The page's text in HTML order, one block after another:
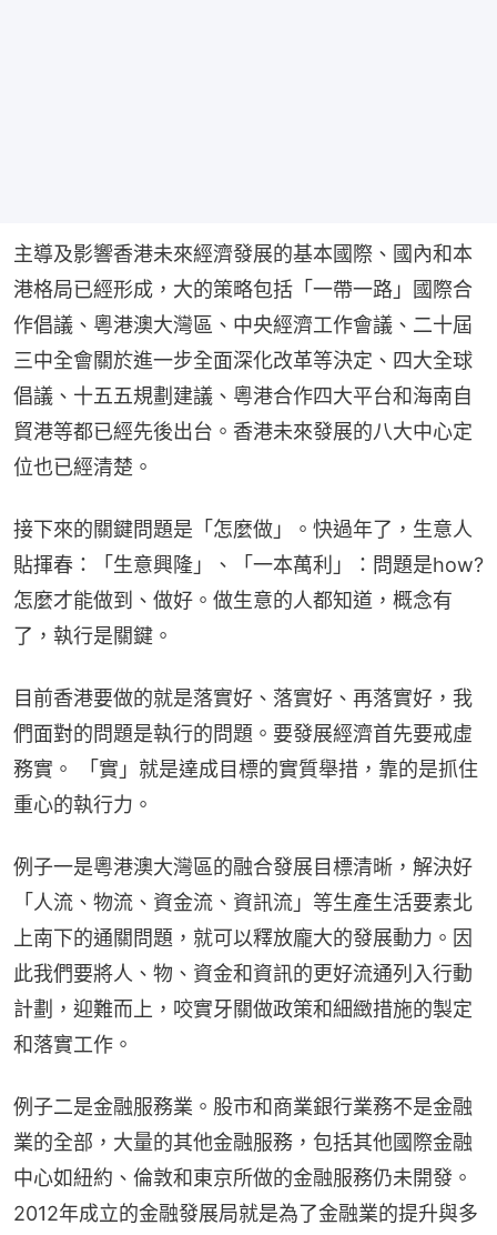
主導及影響香港未來經濟發展的基本國際、國內和本
港格局已經形成，大的策略包括「一帶一路」國際合
作倡議、粵港澳大灣區、中央經濟工作會議、二十屆
三中全會關於進一步全面深化改革等決定、四大全球
倡議、十五五規劃建議、粵港合作四大平台和海南自
貿港等都已經先後出台。香港未來發展的八大中心定
位也已經清楚。
接下來的關鍵問題是「怎麼做」。快過年了，生意人
貼揮春：「生意興隆」、「一本萬利」：問題是how?
怎麼才能做到、做好。做生意的人都知道，概念有
了，執行是關鍵。
目前香港要做的就是落實好、落實好、再落實好，我
們面對的問題是執行的問題。要發展經濟首先要戒虛
務實。 「實」就是達成目標的實質舉措，靠的是抓住
重心的執行力。
例子一是粵港澳大灣區的融合發展目標清晰，解決好
「人流、物流、資金流、資訊流」等生產生活要素北
上南下的通關問題，就可以釋放龐大的發展動力。因
此我們要將人、物、資金和資訊的更好流通列入行動
計劃，迎難而上，咬實牙關做政策和細緻措施的製定
和落實工作。
例子二是金融服務業。股市和商業銀行業務不是金融
業的全部，大量的其他金融服務，包括其他國際金融
中心如紐約、倫敦和東京所做的金融服務仍未開發。
2012年成立的金融發展局就是為了金融業的提升與多